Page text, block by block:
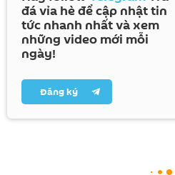
đá vỉa hè để cập nhật tin
tức nhanh nhất và xem
những video mới mỗi
ngày!
Đăng ký